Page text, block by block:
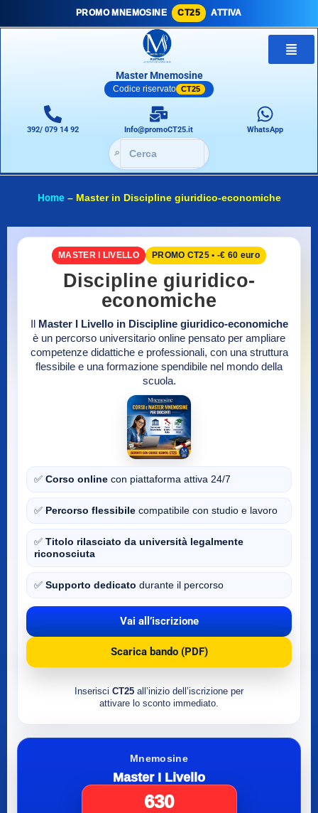
PROMO MNEMOSINE CT25 ATTIVA
Master Mnemosine
Codice riservato CT25
392/ 079 14 92 Info@promoCT25.it WhatsApp
🔎
Home– Master in Discipline giuridico-economiche
MASTER I LIVELLO PROMO CT25 • -€ 60 euro
Discipline giuridico-
economiche
Master I Livello in Discipline giuridico-economiche
è un percorso universitario online pensato per ampliare
competenze didattiche e professionali, con una struttura
flessibile e una formazione spendibile nel mondo della
scuola.
✅ Corso online con piattaforma attiva 24/7
✅ Percorso flessibile compatibile con studio e lavoro
✅ Titolo rilasciato da università legalmente
riconosciuta
✅ Supporto dedicato durante il percorso
Vai all’iscrizione
Scarica bando (PDF)
Inserisci CT25 all’inizio dell’iscrizione per
attivare lo sconto immediato.
Mnemosine
Master I Livello
630